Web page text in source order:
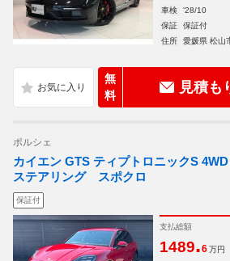
車検
'28/10
保証
保証付
住所
愛媛県 松山
無
料
見積も
ポルシェ
カイエン GTS ティプトロニックS
ステアリング スポクロ
保証付
支払総額
1489.6 万円